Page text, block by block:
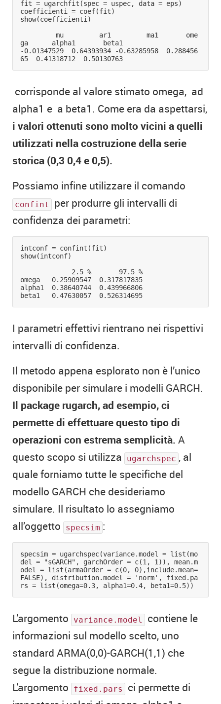
fit = ugarchfit(spec = uspec, data = eps)
coefficienti = coef(fit)
show(coefficienti)
ga      alpha1       beta1
-0.01347529  0.64393934 -0.63285958  0.288456
corrisponde al valore stimato omega, ad
alpha1 e a beta1. Come era da aspettarsi,
i valori ottenuti sono molto vicini a quelli
utilizzati nella costruzione della serie
storica (0,3 0,4 e 0,5).
Possiamo infine utilizzare il comando
confint
per produrre gli intervalli di
confidenza dei parametri:
intconf = confint(fit)
show(intconf)
omega   0.25909547  0.317817835
alpha1  0.38640744  0.439966806
I parametri effettivi rientrano nei rispettivi
intervalli di confidenza.
Il metodo appena esplorato non è l’unico
disponibile per simulare i modelli GARCH.
Il package rugarch, ad esempio, ci
permette di effettuare questo tipo di
operazioni con estrema semplicità. A
questo scopo si utilizza
ugarchspec , al
quale forniamo tutte le specifiche del
modello GARCH che desideriamo
simulare. Il risultato lo assegniamo
all’oggetto
specsim :
specsim = ugarchspec(variance.model = list(mo
del = "sGARCH", garchOrder = c(1, 1)), mean.m
odel = list(armaOrder = c(0, 0),include.mean=
FALSE), distribution.model = 'norm', fixed.pa
rs = list(omega=0.3, alpha1=0.4, beta1=0.5))
L’argomento variance.model
contiene le
informazioni sul modello scelto, uno
standard ARMA(0,0)-GARCH(1,1) che
segue la distribuzione normale.
L’argomento
fixed.pars
ci permette di